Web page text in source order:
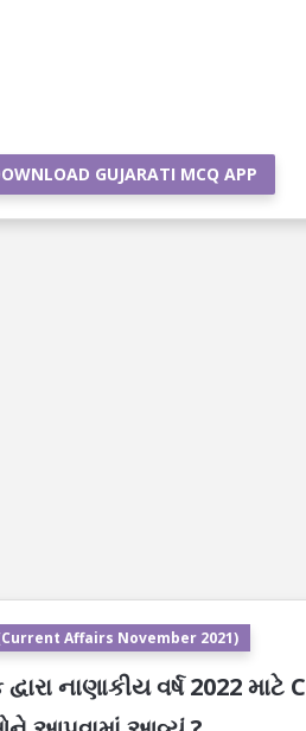
GUJARATI MCQ APP
Affairs November 2021)
નાણાકીય વર્ષ 2022